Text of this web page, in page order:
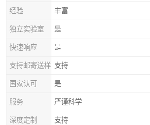
经验 丰富
独立实验室 是
快速响应 是
支持邮寄送样 支持
国家认可 是
服务 严谨科学
深度定制 支持